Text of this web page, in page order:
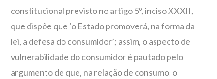
constitucional previsto no artigo 5º, inciso XXXII,
que dispõe que ‘o Estado promoverá, na forma da
lei, a defesa do consumidor’; assim, o aspecto de
vulnerabilidade do consumidor é pautado pelo
argumento de que, na relação de consumo, o